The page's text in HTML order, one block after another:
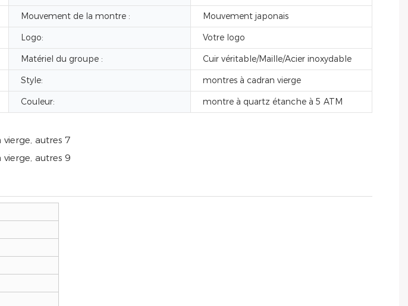
Mouvement de la montre :
Mouvement japonais
Logo:
Votre logo
Matériel du groupe :
Cuir véritable/Maille/Acier inoxydable
Style:
montres à cadran vierge
Couleur: montre à quartz étanche à 5 ATM